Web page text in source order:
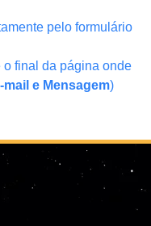
pelo formulário
final da página onde
mail e Mensagem)